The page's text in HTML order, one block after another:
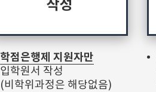
작성
학점은행제 지원자만
입학원서 작성
(비학위과정은 해당없음)